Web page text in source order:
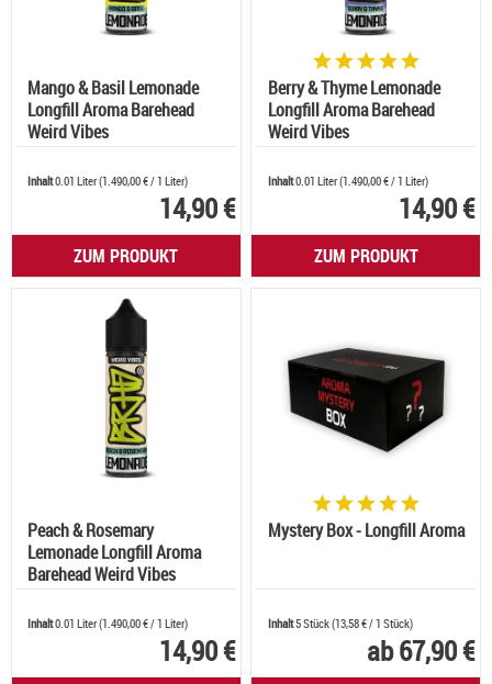
Mango & Basil Lemonade
Longfill Aroma Barehead
Weird Vibes
Inhalt0.01 Liter(1.490,00 €/ 1 Liter)
14,90 €
ZUM PRODUKT
Berry & Thyme Lemonade
Longfill Aroma Barehead
Weird Vibes
Inhalt0.01 Liter(1.490,00 €/ 1 Liter)
14,90 €
ZUM PRODUKT
Peach & Rosemary
Lemonade Longfill Aroma
Barehead Weird Vibes
Inhalt0.01 Liter(1.490,00 €/ 1 Liter)
14,90 €
Mystery Box - Longfill Aroma
Inhalt5 Stück(13,58 €/ 1 Stück)
ab 67,90 €